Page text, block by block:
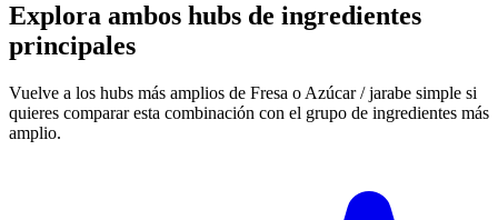
Explora ambos hubs de ingredientes
principales
Vuelve a los hubs más amplios de Fresa o Azúcar / jarabe simple si
quieres comparar esta combinación con el grupo de ingredientes más
amplio.